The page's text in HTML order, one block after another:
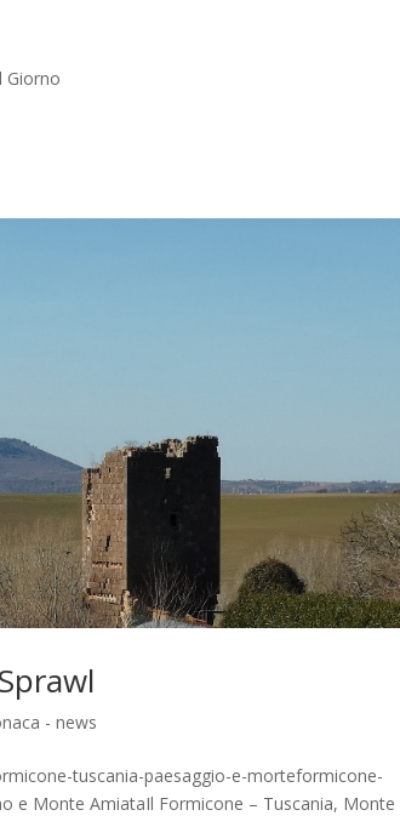
Giorno
- news
tuscania-paesaggio-e-morteformicone-
e Monte AmiataIl Formicone – Tuscania, Monte